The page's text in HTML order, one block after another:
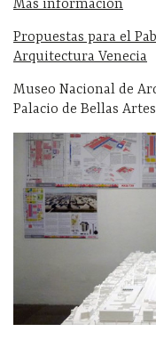
Más información
Propuestas para el
Arquitectura Venecia
Museo Nacional de
Palacio de Bellas Artes